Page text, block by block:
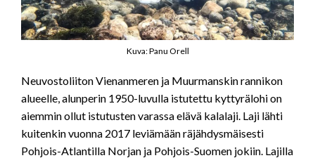
Kuva: Panu Orell
Neuvostoliiton Vienanmeren ja Muurmanskin rannikon
alueelle, alunperin 1950-luvulla istutettu kyttyrälohi on
aiemmin ollut istutusten varassa elävä kalalaji. Laji lähti
kuitenkin vuonna 2017 leviämään räjähdysmäisesti
Pohjois-Atlantilla Norjan ja Pohjois-Suomen jokiin. Lajilla